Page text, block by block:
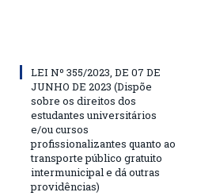
LEI Nº 355/2023, DE 07 DE
JUNHO DE 2023 (Dispõe
sobre os direitos dos
estudantes universitários
e/ou cursos
profissionalizantes quanto ao
transporte público gratuito
intermunicipal e dá outras
providências)